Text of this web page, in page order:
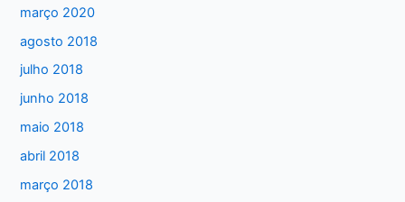
março 2020
agosto 2018
julho 2018
junho 2018
maio 2018
abril 2018
março 2018